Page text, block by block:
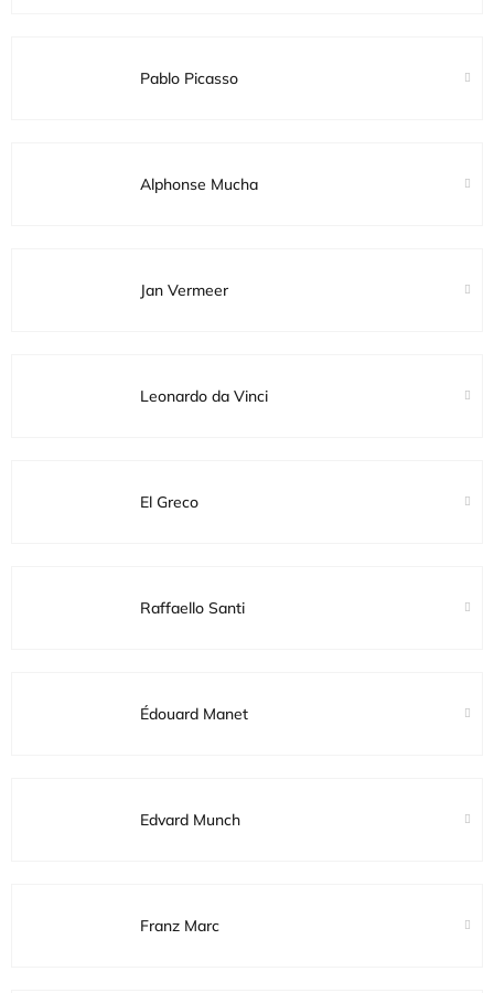
Pablo Picasso
Alphonse Mucha
Jan Vermeer
Leonardo da Vinci
El Greco
Raffaello Santi
Édouard Manet
Edvard Munch
Franz Marc